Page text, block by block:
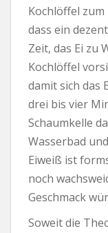
Kochlöffel
dass ein
Zeit, das Ei zu
Kochlöffel
damit sich das
drei bis vier
Schaumkelle
Wasserbad
Eiweiß ist
noch
Geschmack
Soweit die